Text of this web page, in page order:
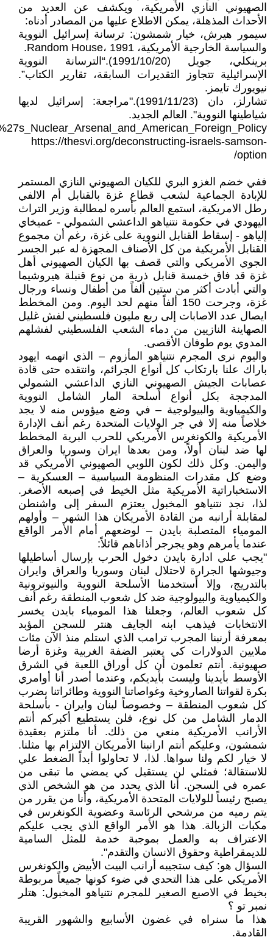
الصهيوني النازي الأمريكية، ويكشف عن العديد من
الأحداث المذهلة، يمكن الاطلاع عليها من المصادر أدناه:
سيمور هيرش، خيار شمشون: ترسانة إسرائيل النووية
والسياسة الخارجية الأمريكية، Random House، 1991.
برينكلي، جويل (1991/10/20).“الترسانة النووية
الإسرائيلية تتجاوز التقديرات السابقة، تقارير الكتاب”.
نيويورك تايمز.
تشارلز، دان (1991/11/23)."مراجعة: إسرائيل لديها
شياطينها النووية". العالم الجديد.
https://thesvi.org/deconstructing-israels-samson-
option/
ففي خضم الغزو البري للكيان الصهيوني النازي المستمر
للإبادة الجماعية لشعب قطاع غزة بالقنابل أم الالفي
رطل الامريكية، استمع العالم بأسره لمطالبة وزير التراث
اليهودي في حكومة نتنياهو الداعشي الشمولي - عميخاي
إلياهو - إسقاط القنابل النووية على غزة، رغم أن مجموع
القنابل الأمريكية من كل الأصناف المجهزة له عبر الجسر
الجوي الأمريكي والتي قصف بها الكيان الصهيوني أهل
غزة قد فاق خمسة قنابل ذرية من نوع قنبلة هيروشيما
والتي أبادت أكثر من ستين ألفاً من أطفال ونساء ورجال
غزة، وجرحت 150 ألفاً منهم لحد اليوم. ومن المخطط
ايصال عدد الاصابات إلى ربع مليون فلسطيني لفش غليل
الصهاينة النازيين من دماء الشعب الفلسطيني لفشلهم
المدوي يوم طوفان الأقصى.
واليوم نرى المجرم نتنياهو المأزوم – الذي اتهمه ايهود
باراك علنا بارتكاب كل أنواع الجرائم، وانتقده حتى قادة
عصابات الجيش الصهيوني النازي الداعشي الشمولي
المدججة بكل أنواع أسلحة المار الشامل النووية
والكيمياوية والبيولوجية – في وضع ميؤوس منه لا يجد
خلاصاً منه إلا في جر الولايات المتحدة رغم أنف الإدارة
الأمريكية والكونغرس الأمريكي للحرب البرية المخطط
لها ضد لبنان أولاً، ومن بعدها ايران وسوريا والعراق
واليمن. وكل ذلك لكون اللوبي الصهيوني الأمريكي قد
وضع كل مقدرات المنظومة السياسية – العسكرية –
الاستخباراتية الأمريكية مثل الخيط في إصبعه الأصغر.
لذا، نجد نتنياهو المخبول يعتزم السفر إلى واشنطن
لمقابلة أرانبه من القادة الأمريكان هذا الشهر – وأولهم
المومياء المتصلبة بايدن – لوضعهم أمام الأمر الواقع
عندما يأمرهم وهو يجرجر أذاناهم قائلاً:
"يجب علي ادارة بايدن دخول الحرب بإرسال أساطيلها
وجيوشها الجرارة لاحتلال لبنان وسوريا والعراق وايران
بالتدريج، وإلا أستخدمنا الأسلحة النووية والنيوترونية
والكيمياوية والبيولوجية ضد كل شعوب المنطقة رغم أنف
كل شعوب العالم، وجعلنا هذا المومياء بايدن يخسر
الانتخابات فيذهب ابنه الجايف هنتر للسجن المؤبد
بمعرفة أرنبنا المجرب ترامب الذي استلم منذ الآن مئات
ملايين الدولارات كي يعتبر الضفة الغربية وغزة أرضا
صهيونية. أنتم تعلمون أن كل أوراق اللعبة في الشرق
الأوسط بأيدينا وليست بأيديكم، وعندما أصدر أنا أوامري
بكرة لقواتنا الصاروخية وغواصاتنا النووية وطائراتنا بضرب
كل شعوب المنطقة – وخصوصاً لبنان وايران - بأسلحة
الدمار الشامل من كل نوع، فلن يستطيع أكبركم أنتم
الأرانب الأمريكية منعي من ذلك. أنا ملتزم بعقيدة
شمشون، وعليكم أنتم ارانبنا الأمريكان الالتزام بها مثلنا.
لا خيار لكم ولنا سواها. لذا، لا تحاولوا أبداً الضغط علي
للاستقالة؛ فمثلي لن يستقيل كي يمضي ما تبقى من
عمره في السجن. أنا الذي يحدد من هو الشخص الذي
يصبح رئيساً للولايات المتحدة الأمريكية، وأنا من يقرر من
يتم رميه من مرشحي الرئاسة وعضوية الكونغرس في
مكبات الزبالة. هذا هو الأمر الواقع الذي يجب عليكم
الاعتراف به والعمل بموجبة خدمة للمثل السامية
للديمقراطية وحقوق الانسان والتقدم".
السؤال هو: كيف ستجيبه أرانب البيت الأبيض والكونغرس
الأمريكي على هذا التحدي في ضوء كونها جميعاً مربوطة
بخيط في الاصبع الصغير للمجرم نتنياهو المخبول: هتلر
نمبر تو ؟
هذا ما سنراه في غضون الأسابيع والشهور القريبة
القادمة.